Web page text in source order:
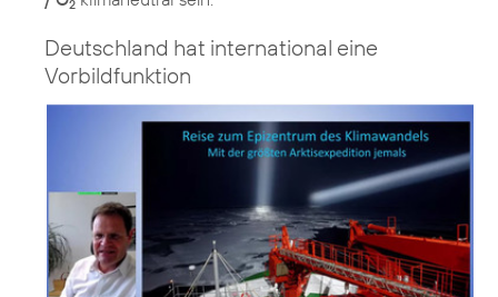
2
Deutschland hat international eine
Vorbildfunktion